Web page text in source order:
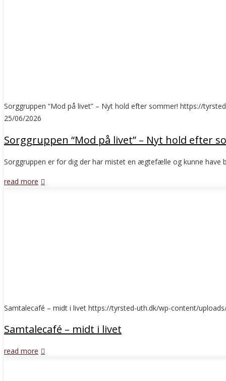
Sorggruppen “Mod på livet” – Nyt hold efter sommer! https://
25/06/2026
Sorggruppen “Mod på livet” – Nyt hold efter
Sorggruppen er for dig der har mistet en ægtefælle og kunne have
read more
Samtalecafé – midt i livet https://tyrsted-uth.dk/wp-content/
Samtalecafé – midt i livet
read more